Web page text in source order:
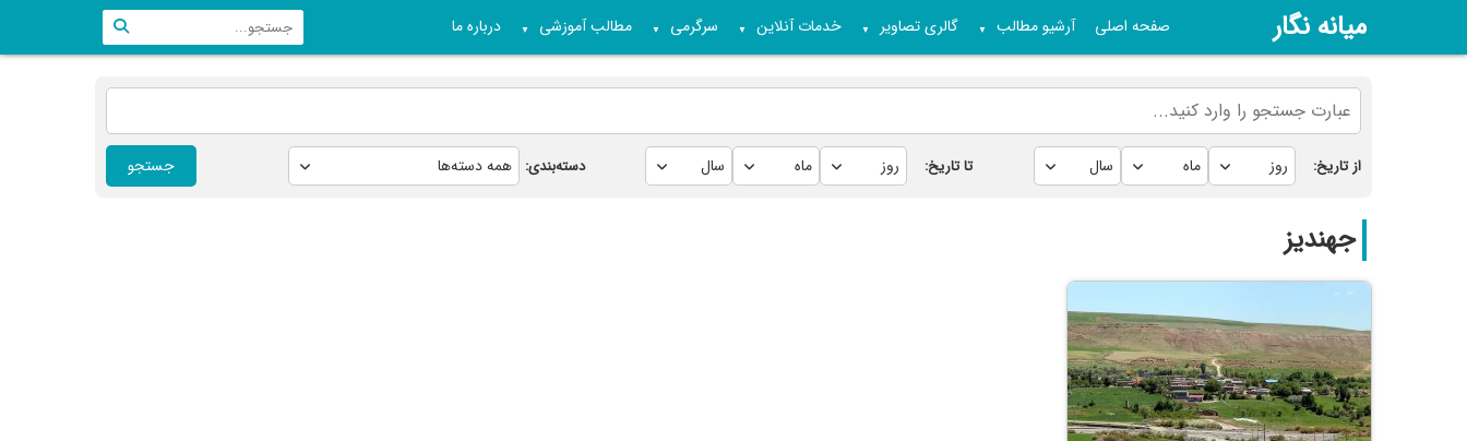
میانه نگار صفحه اصلی آرشیو مطالب ▼ گالری تصاویر ▼ خدمات آنلاین ▼ سرگرمی ▼ مطالب آموزشی ▼ درباره ما
از تاریخ: تا تاریخ: دسته‌بندی: جستجو
جهندیز